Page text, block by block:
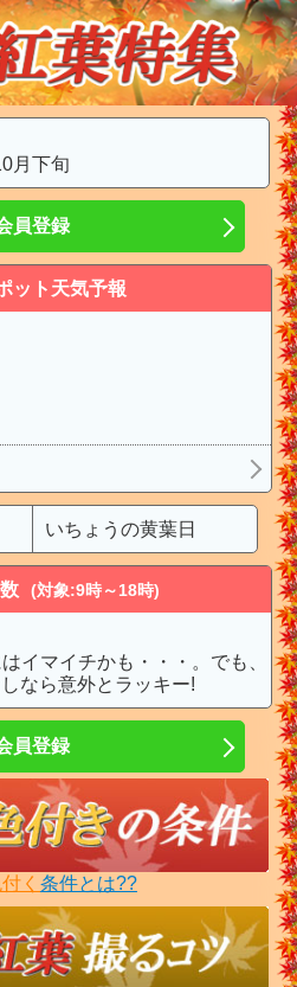
月下旬
員登録
ット天気予報
いちょうの黄葉日
(対象:9時～18時)
イマイチかも・・・。でも、
なら意外とラッキー!
員登録
く 条件とは??